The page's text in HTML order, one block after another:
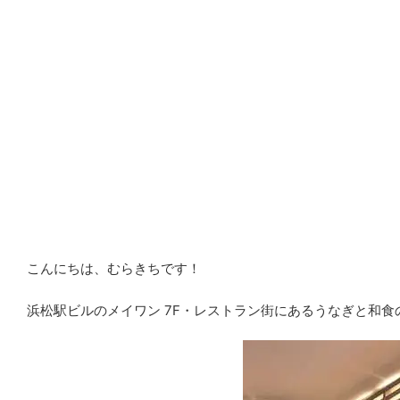
こんにちは、むらきちです！
浜松駅ビルのメイワン 7F・レストラン街にあるうなぎと和食